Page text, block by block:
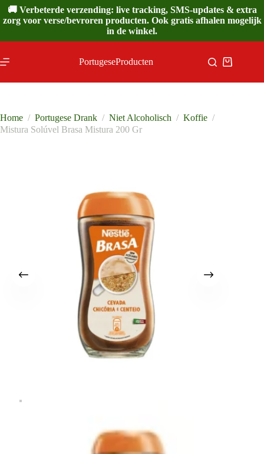
Ga
naar
de
🚚 Verbeterde verzending: live tracking, SMS-updates & extra
zorg voor verse/bevroren producten. Ook gratis afhalen mogelijk
in de winkel.
PortugeseProducten
Home / Portugese Drank / Niet Alcoholisch / Koffie /
Mistura Solúvel Brasa Mistura 200 Gr